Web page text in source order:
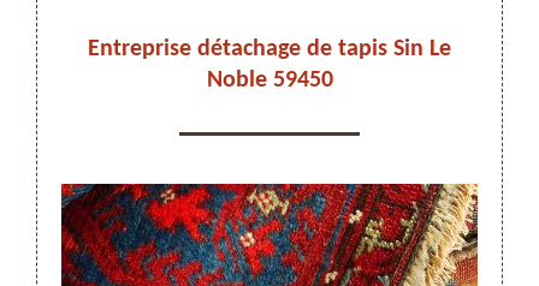
Entreprise détachage de tapis Sin Le
Noble 59450